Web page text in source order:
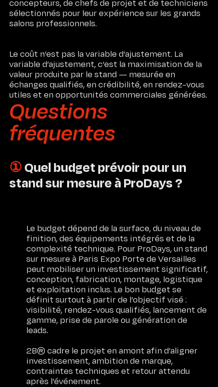
concepteurs, de chefs de projet et de techniciens
sélectionnés pour leur expérience sur les grands
salons professionnels.
Le coût n’est pas la variable d’ajustement. La
variable d’ajustement, c’est la maximisation de la
valeur produite par le stand — mesurée en
échanges qualifiés, en crédibilité, en rendez-vous
utiles et en opportunités commerciales générées.
Questions
fréquentes
① Quel budget prévoir pour un
stand sur mesure à ProDays ?
Le budget dépend de la surface, du niveau de
finition, des équipements intégrés et de la
complexité technique. Pour ProDays, un stand
sur mesure à Paris Expo Porte de Versailles
peut mobiliser un investissement significatif,
conception, fabrication, montage, logistique
et exploitation inclus. Le bon budget se
définit surtout à partir de l’objectif visé :
visibilité, rendez-vous qualifiés, lancement de
gamme, prise de parole ou génération de
leads.
2B® cadre le projet en amont afin d’aligner
investissement, ambition de marque,
contraintes techniques et retour attendu
après l’événement.